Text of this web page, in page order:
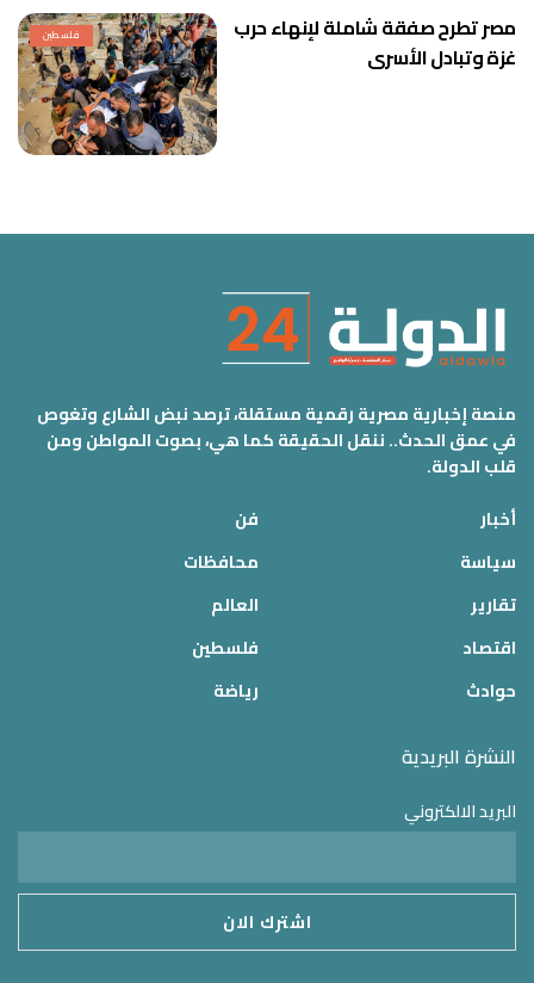
فلسطين
مصر تطرح صفقة شاملة لإنهاء حرب
غزة وتبادل الأسرى
منصة إخبارية مصرية رقمية مستقلة، ترصد نبض الشارع وتغوص
في عمق الحدث.. ننقل الحقيقة كما هي، بصوت المواطن ومن
قلب الدولة.
أخبار
سياسة
تقارير
اقتصاد
حوادث
فن
محافظات
العالم
فلسطين
رياضة
النشرة البريدية
البريد الالكتروني